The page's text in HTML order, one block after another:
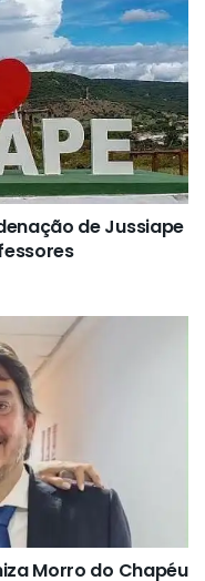
de Jussiape
Morro do Chapéu